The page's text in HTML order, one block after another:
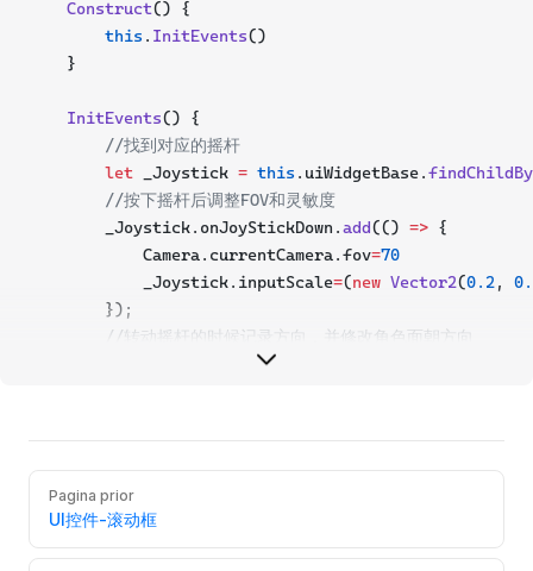
Construct() {
this . InitEvents()
    }
InitEvents() {
//找到对应的摇杆
let _Joystick = this .uiWidgetBase.
//按下摇杆后调整FOV和灵敏度
        _Joystick.onJoyStickDown.
add(() => {
            Camera.currentCamera.fov
=70
            _Joystick.inputScale
=(new Vector2(0.2 ,
        });
//转动摇杆的时候记录方向，并修改角色面朝方向
        _Joystick.onInputDir.
// 获取当前客户端的玩家(自己)
let myPlayer = Player.localPlayer;
				myCharacter.moveFacingDirection
=1
Pagina prior
UI控件-滚动框